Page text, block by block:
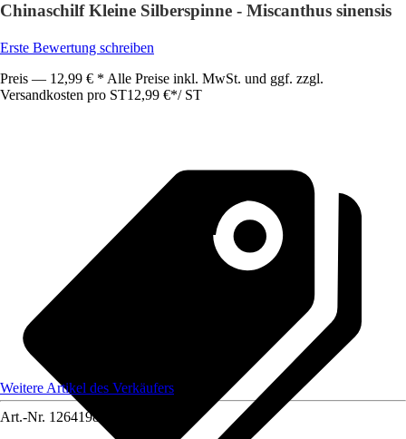
Chinaschilf Kleine Silberspinne - Miscanthus sinensis
Erste Bewertung schreiben
Preis — 12,99 € * Alle Preise inkl. MwSt. und ggf. zzgl.
Versandkosten pro ST12,99 €*/ ST
Weitere Artikel des Verkäufers
Art.-Nr. 12641986